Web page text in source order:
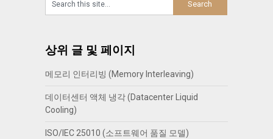
상위 글 및 페이지
메모리 인터리빙 (Memory Interleaving)
데이터센터 액체 냉각 (Datacenter Liquid
Cooling)
ISO/IEC 25010 (소프트웨어 품질 모델)